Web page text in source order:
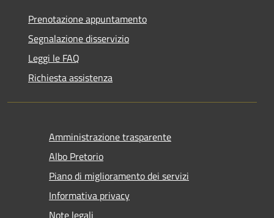
Prenotazione appuntamento
Segnalazione disservizio
Leggi le FAQ
Richiesta assistenza
Amministrazione trasparente
Albo Pretorio
Piano di miglioramento dei servizi
Informativa privacy
Note legali